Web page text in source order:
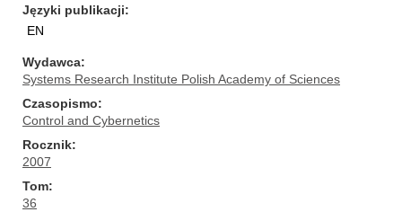
Języki publikacji
EN
Wydawca
Systems Research Institute Polish Academy of Sciences
Czasopismo
Control and Cybernetics
Rocznik
2007
Tom
36